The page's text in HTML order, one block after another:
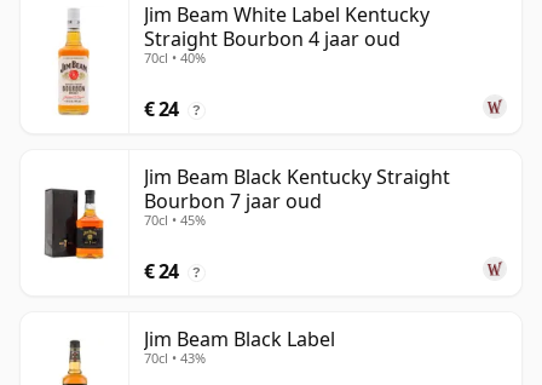
Jim Beam White Label Kentucky
Straight Bourbon 4 jaar oud
70cl • 40%
€ 24 ?
Jim Beam Black Kentucky Straight
Bourbon 7 jaar oud
70cl • 45%
€ 24 ?
Jim Beam Black Label
70cl • 43%